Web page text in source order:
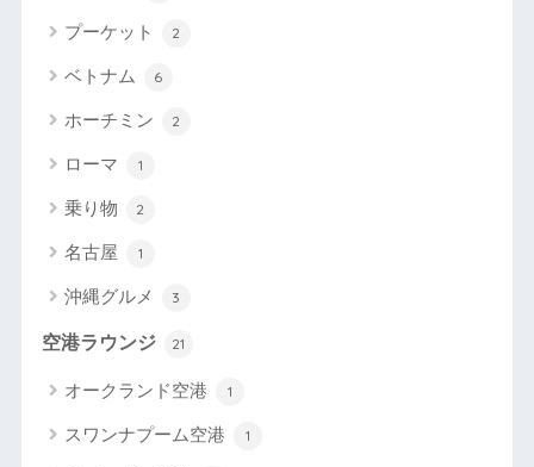
プーケット 2
ベトナム 6
ホーチミン 2
ローマ 1
乗り物 2
名古屋 1
沖縄グルメ 3
空港ラウンジ 21
オークランド空港 1
スワンナプーム空港 1